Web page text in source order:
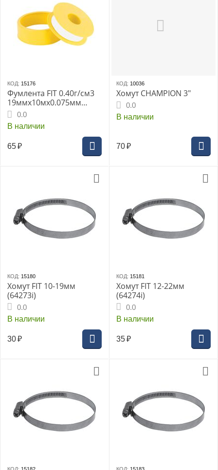
КОД: 15176
Фумлента FIT 0.40г/см3
19ммх10мх0.075мм
(70694i)
0.0
В наличии
65 ₽
КОД: 10036
Хомут CHAMPION 3"
0.0
В наличии
70 ₽
КОД: 15180
Хомут FIT 10-19мм
(64273i)
0.0
В наличии
30 ₽
КОД: 15181
Хомут FIT 12-22мм
(64274i)
0.0
В наличии
35 ₽
КОД: 15182 КОД: 15183